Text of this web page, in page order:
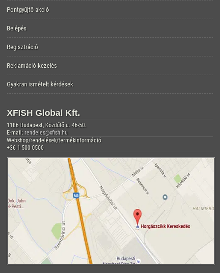
Pontgyűjtő akció
Belépés
Regisztráció
Reklamáció kezelés
Gyakran ismételt kérdések
XFISH Global Kft.
1186 Budapest, Közdűlő u. 46-50.
E-mail: rendeles@xfish.hu
Webshop/rendelések/termékinformáció
+36-1-500-0500